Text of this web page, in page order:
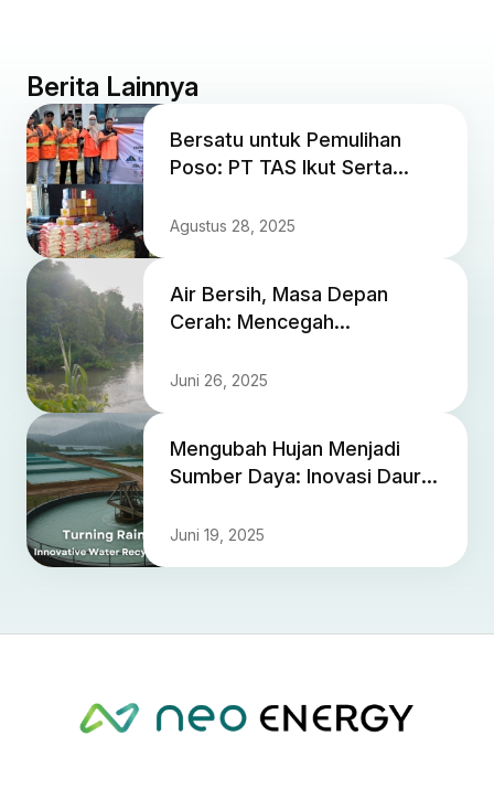
Berita Lainnya
Bersatu untuk Pemulihan
Poso: PT TAS Ikut Serta
bagi Korban Gempa
Agustus 28, 2025
Air Bersih, Masa Depan
Cerah: Mencegah
Terdampak Tambang
Juni 26, 2025
Mengubah Hujan Menjadi
Sumber Daya: Inovasi Daur
Energy
Juni 19, 2025